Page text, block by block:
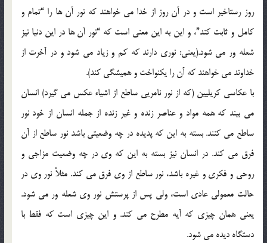
روز رستاخير است و در آن روز از خدا مي خواهند که نور آن ها را “تمام و
کامل و ثابت کند”، و اين به اين معني است که “نور آن ها در اين دنيا نيز
شعله ور مي شود.(يعني: نوري دارند که کم و زياد مي شود و در آخرت از
خداوند مي خواهند که آن را يکنواخت و هميشگي کند).
با عکاسي کريليين (که از نور نامريي ساطع از اشياء عکس مي گيرد) انسان
مي بيند که همه مواد و عناصر زنده و غير زنده از جمله انسان از خود نور
ساطع مي کنند. بسته به اين که پديده در چه وضعيتي باشد نور ساطع از آن
فرق مي کند. در انسان نيز بسته به اين که وي در چه وضعيت مزاجي و
روحي و فکري و غيره باشد، نور ساطع از وي فرق مي کند. مثلاً نور وي در
حالت معمولي عادي است، ولي پس از پرستش نور وي شعله ور مي شود.
يعني همان چيزي که آيه مطرح مي کند. و اين چيزي است که فقط با
دستگاه ديده مي شود.